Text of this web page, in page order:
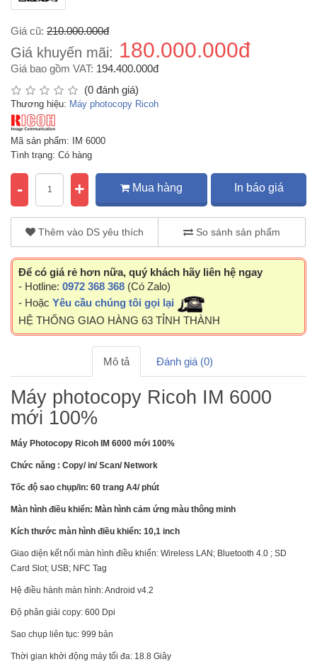
Giá cũ: 210.000.000đ
Giá khuyến mãi: 180.000.000đ
Giá bao gồm VAT: 194.400.000đ
(0 đánh giá)
Thương hiệu: Máy photocopy Ricoh
Mã sản phẩm: IM 6000
Tình trạng: Có hàng
- + Mua hàng In báo giá
Thêm vào DS yêu thích So sánh sản phẩm
Để có giá rẻ hơn nữa, quý khách hãy liên hệ ngay
- Hotline: 0972 368 368 (Có Zalo)
- Hoặc Yêu cầu chúng tôi gọi lại
HỆ THỐNG GIAO HÀNG 63 TỈNH THÀNH
Mô tả Đánh giá (0)
Máy photocopy Ricoh IM 6000
mới 100%
Máy Photocopy Ricoh IM 6000 mới 100%
Chức năng : Copy/ in/ Scan/ Network
Tốc độ sao chụp/in: 60 trang A4/ phút
Màn hình điều khiển: Màn hình cảm ứng màu thông minh
Kích thước màn hình điều khiển: 10,1 inch
Giao diện kết nối màn hình điều khiển: Wireless LAN; Bluetooth 4.0 ; SD
Card Slot; USB; NFC Tag
Hệ điều hành màn hình: Android v4.2
Độ phân giải copy: 600 Dpi
Sao chụp liên tục: 999 bản
Thời gian khởi động máy tối đa: 18.8 Giây